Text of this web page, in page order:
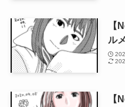
【
ル
【